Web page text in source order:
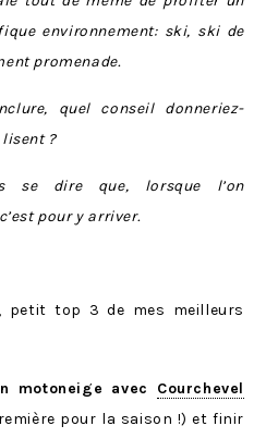
environnement: ski, ski de
promenade.
quel conseil donneriez-
?
se dire que, lorsque l’on
pour y arriver.
petit top 3 de mes meilleurs
motoneige avec Courchevel
pour la saison !) et finir